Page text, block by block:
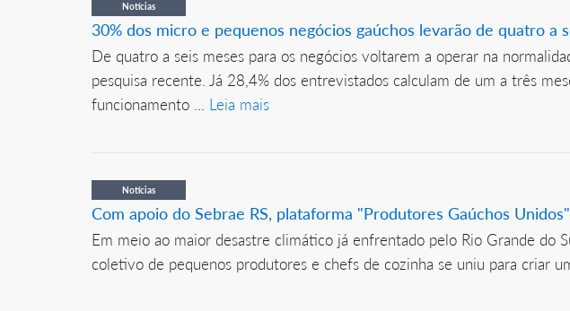
Notícias
30% dos micro e pequenos negócios gaúchos levarão de quatro a
De quatro a seis meses para os negócios voltarem a operar na
pesquisa recente. Já 28,4% dos entrevistados calculam de um a três
funcionamento ... Leia mais
Notícias
Com apoio do Sebrae RS, plataforma "Produtores Gaúchos
Em meio ao maior desastre climático já enfrentado pelo Rio Grande do
coletivo de pequenos produtores e chefs de cozinha se uniu para criar